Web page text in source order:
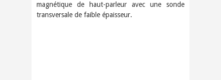
magnétique de haut-parleur avec une sonde
transversale de faible épaisseur.